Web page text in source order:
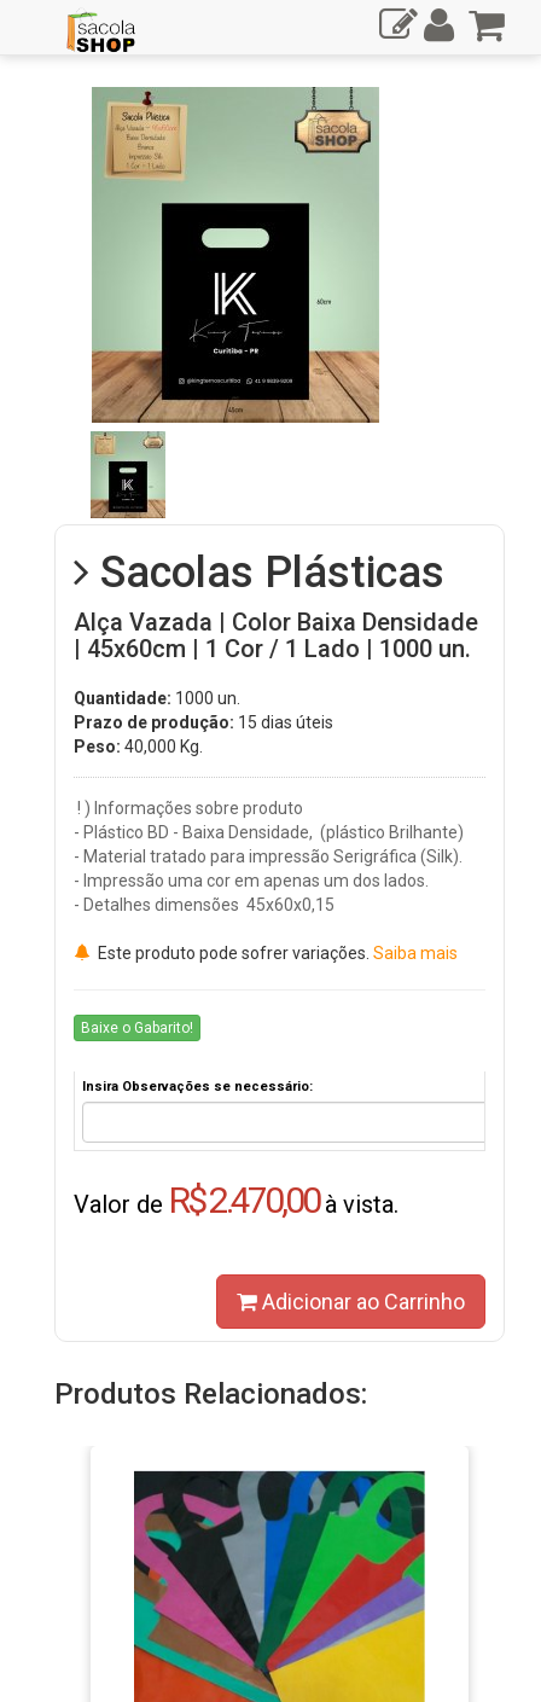
Sacolas Plásticas
Alça Vazada | Color Baixa Densidade
| 45x60cm | 1 Cor / 1 Lado | 1000 un.
Quantidade: 1000 un.
Prazo de produção: 15 dias úteis
Peso: 40,000 Kg.
! ) Informações sobre produto
- Plástico BD - Baixa Densidade, (plástico Brilhante)
- Material tratado para impressão Serigráfica (Silk).
- Impressão uma cor em apenas um dos lados.
- Detalhes dimensões 45x60x0,15
Este produto pode sofrer variações. Saiba mais
Baixe o Gabarito!
Insira Observações se necessário:
Valor de R$ 2.470,00à vista.
Adicionar ao Carrinho
Produtos Relacionados: